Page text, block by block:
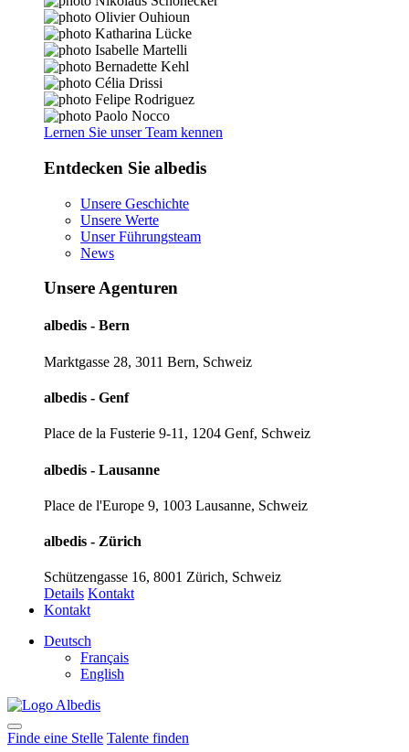
Lernen Sie unser Team kennen
Entdecken Sie albedis
Unsere Geschichte
Unsere Werte
Unser Führungsteam
News
Unsere Agenturen
albedis - Bern
Marktgasse 28, 3011 Bern, Schweiz
albedis - Genf
Place de la Fusterie 9-11, 1204 Genf, Schweiz
albedis - Lausanne
Place de l'Europe 9, 1003 Lausanne, Schweiz
albedis - Zürich
Schützengasse 16, 8001 Zürich, Schweiz
Details Kontakt
Kontakt
Deutsch
Français
English
Finde eine Stelle Talente finden